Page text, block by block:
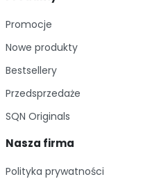
Promocje
Nowe produkty
Bestsellery
Przedsprzedaże
SQN Originals
Nasza firma
Polityka prywatności